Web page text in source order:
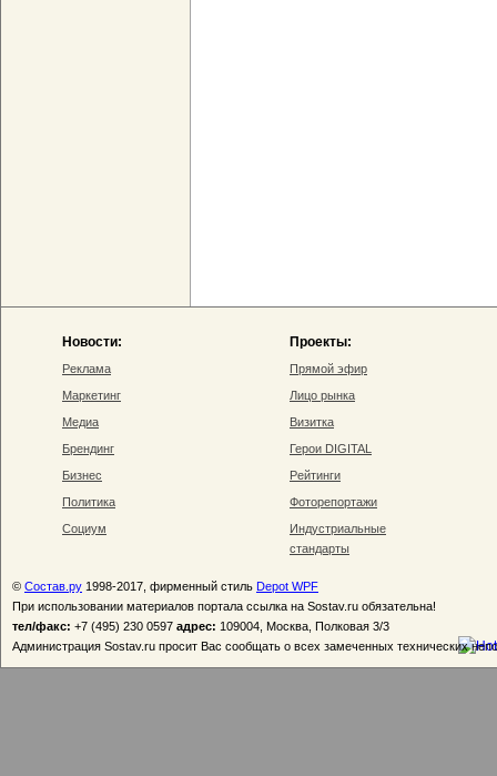
Новости:
Реклама
Маркетинг
Медиа
Брендинг
Бизнес
Политика
Социум
Проекты:
Прямой эфир
Лицо рынка
Визитка
Герои DIGITAL
Рейтинги
Фоторепортажи
Индустриальные
стандарты
© Состав.ру 1998-2017, фирменный стиль Depot WPF
При использовании материалов портала ссылка на Sostav.ru обязательна!
тел/факс: +7 (495) 230 0597 адрес: 109004, Москва, Полковая 3/3
Администрация Sostav.ru просит Вас сообщать о всех замеченных технических